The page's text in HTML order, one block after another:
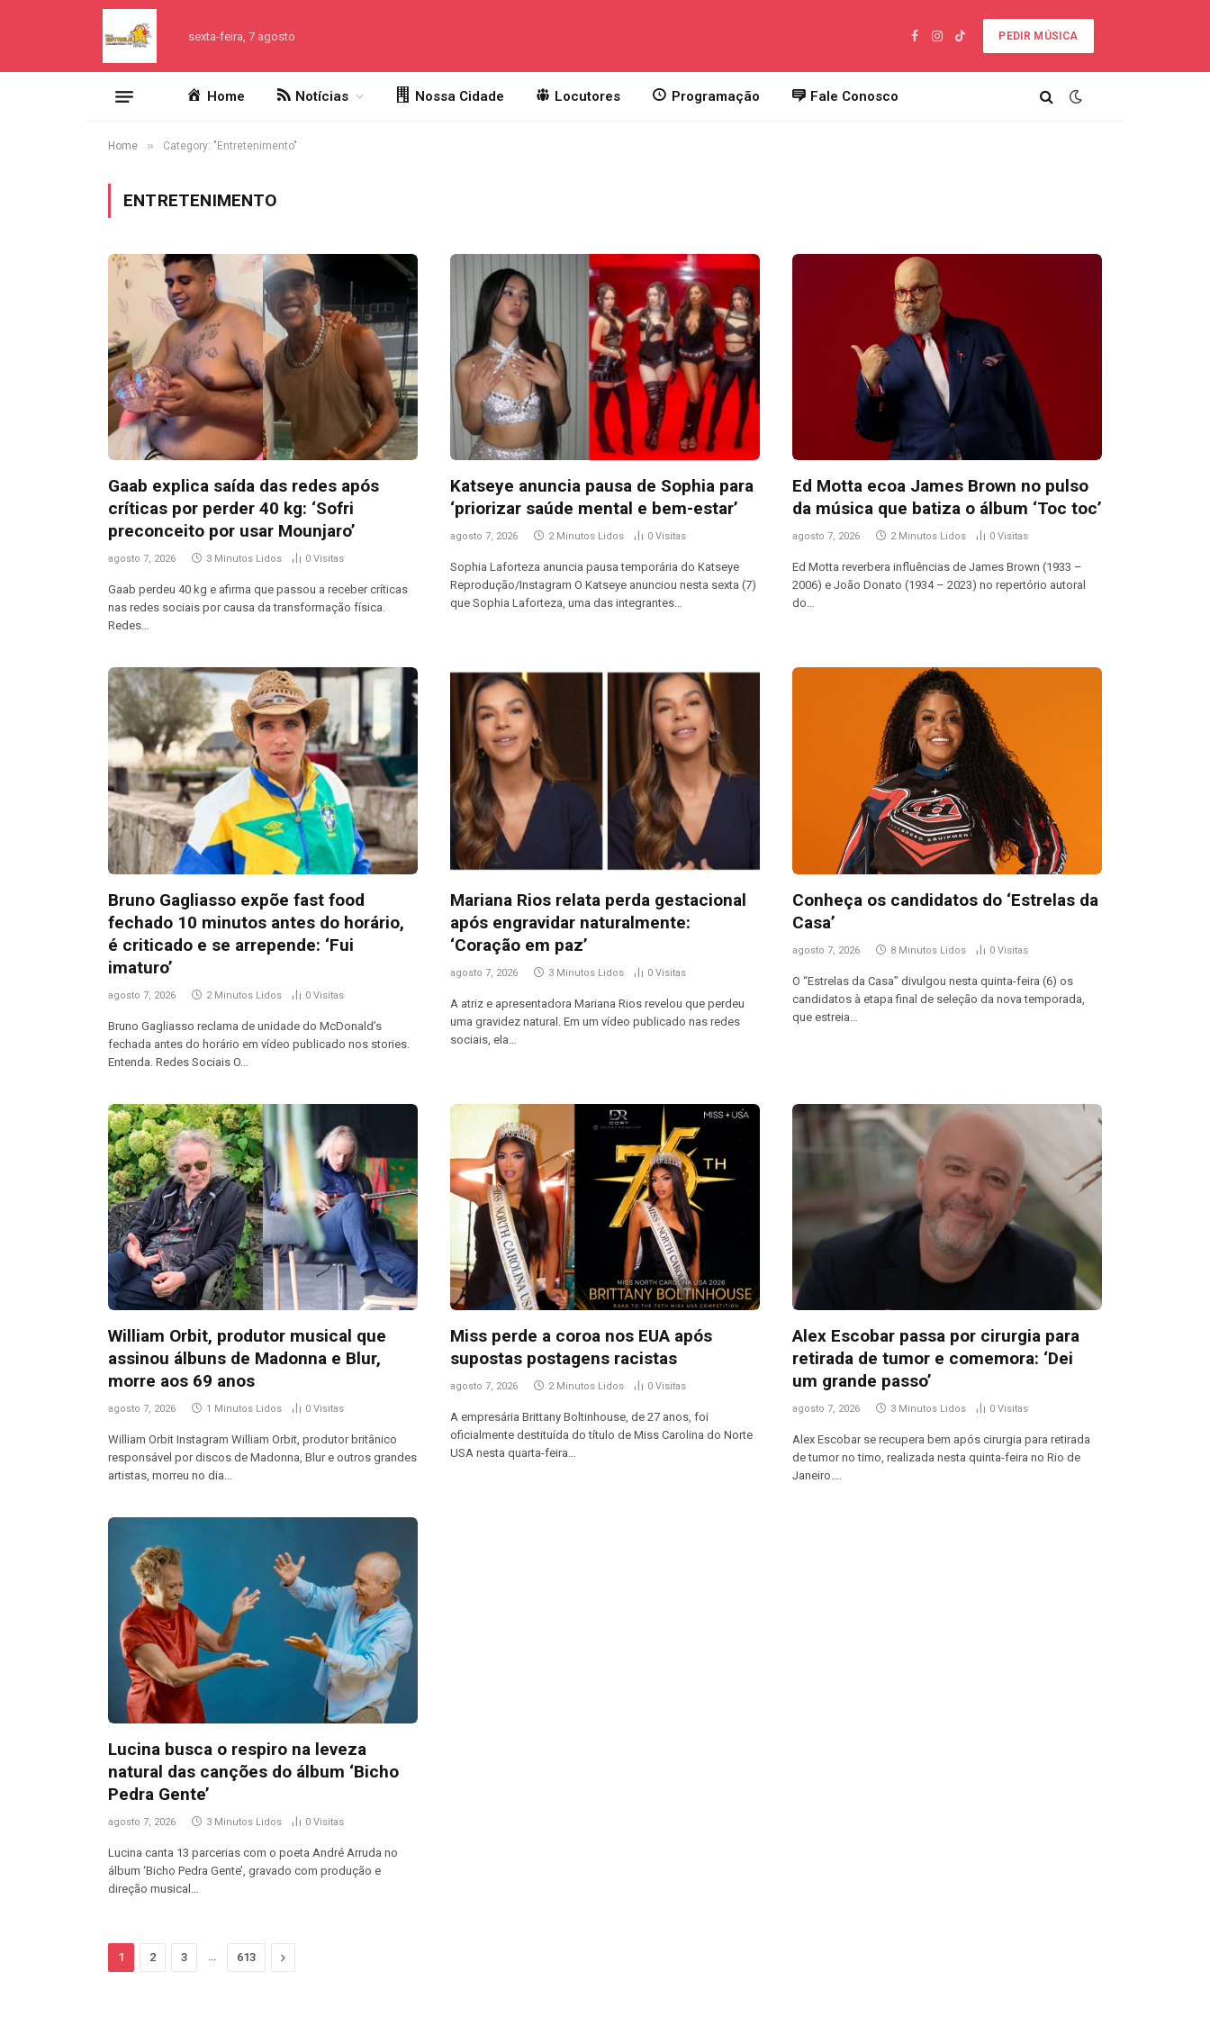
sexta-feira, 7 agosto
Facebook
Instagram
TikTok
PEDIR MÚSICA
Home Notícias Nossa Cidade Locutores Programação Fale Conosco
Home » Category: "Entretenimento"
ENTRETENIMENTO
Gaab explica saída das redes após
críticas por perder 40 kg: ‘Sofri
preconceito por usar Mounjaro’
agosto 7, 2026 3 Minutos Lidos 0 Visitas
Gaab perdeu 40 kg e afirma que passou a receber críticas
nas redes sociais por causa da transformação física.
Redes…
Katseye anuncia pausa de Sophia para
‘priorizar saúde mental e bem-estar’
agosto 7, 2026 2 Minutos Lidos 0 Visitas
Sophia Laforteza anuncia pausa temporária do Katseye
Reprodução/Instagram O Katseye anunciou nesta sexta (7)
que Sophia Laforteza, uma das integrantes…
Ed Motta ecoa James Brown no pulso
da música que batiza o álbum ‘Toc toc’
agosto 7, 2026 2 Minutos Lidos 0 Visitas
Ed Motta reverbera influências de James Brown (1933 –
2006) e João Donato (1934 – 2023) no repertório autoral
do…
Bruno Gagliasso expõe fast food
fechado 10 minutos antes do horário,
é criticado e se arrepende: ‘Fui
imaturo’
agosto 7, 2026 2 Minutos Lidos 0 Visitas
Bruno Gagliasso reclama de unidade do McDonald’s
fechada antes do horário em vídeo publicado nos stories.
Entenda. Redes Sociais O…
Mariana Rios relata perda gestacional
após engravidar naturalmente:
‘Coração em paz’
agosto 7, 2026 3 Minutos Lidos 0 Visitas
A atriz e apresentadora Mariana Rios revelou que perdeu
uma gravidez natural. Em um vídeo publicado nas redes
sociais, ela…
Conheça os candidatos do ‘Estrelas da
Casa’
agosto 7, 2026 8 Minutos Lidos 0 Visitas
O “Estrelas da Casa” divulgou nesta quinta-feira (6) os
candidatos à etapa final de seleção da nova temporada,
que estreia…
William Orbit, produtor musical que
assinou álbuns de Madonna e Blur,
morre aos 69 anos
agosto 7, 2026 1 Minutos Lidos 0 Visitas
William Orbit Instagram William Orbit, produtor britânico
responsável por discos de Madonna, Blur e outros grandes
artistas, morreu no dia…
Miss perde a coroa nos EUA após
supostas postagens racistas
agosto 7, 2026 2 Minutos Lidos 0 Visitas
A empresária Brittany Boltinhouse, de 27 anos, foi
oficialmente destituída do título de Miss Carolina do Norte
USA nesta quarta-feira…
Alex Escobar passa por cirurgia para
retirada de tumor e comemora: ‘Dei
um grande passo’
agosto 7, 2026 3 Minutos Lidos 0 Visitas
Alex Escobar se recupera bem após cirurgia para retirada
de tumor no timo, realizada nesta quinta-feira no Rio de
Janeiro.…
Lucina busca o respiro na leveza
natural das canções do álbum ‘Bicho
Pedra Gente’
agosto 7, 2026 3 Minutos Lidos 0 Visitas
Lucina canta 13 parcerias com o poeta André Arruda no
álbum ‘Bicho Pedra Gente’, gravado com produção e
direção musical…
1 2 3 … 613 Next